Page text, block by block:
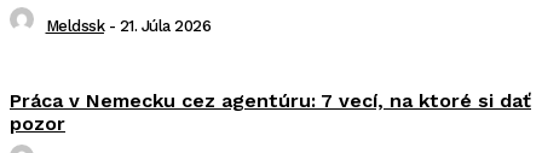
Meldssk - 21. Júla 2026
Práca v Nemecku cez agentúru: 7 vecí, na ktoré si dať
pozor